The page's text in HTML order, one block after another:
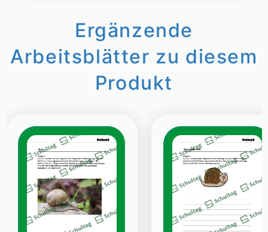
Ergänzende
Arbeitsblätter zu diesem
Produkt